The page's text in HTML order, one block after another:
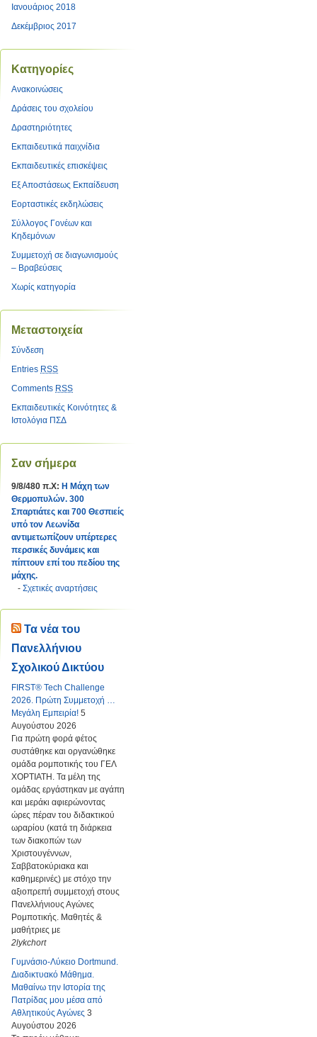
Ιανουάριος 2018
Δεκέμβριος 2017
Kατηγορίες
Ανακοινώσεις
Δράσεις του σχολείου
Δραστηριότητες
Εκπαιδευτικά παιχνίδια
Εκπαιδευτικές επισκέψεις
Εξ Αποστάσεως Εκπαίδευση
Εορταστικές εκδηλώσεις
Σύλλογος Γονέων και
Κηδεμόνων
Συμμετοχή σε διαγωνισμούς
– Βραβεύσεις
Χωρίς κατηγορία
Μεταστοιχεία
Σύνδεση
Entries RSS
Comments RSS
Εκπαιδευτικές Κοινότητες &
Ιστολόγια ΠΣΔ
Σαν σήμερα
9/8/480 π.Χ: Η Μάχη των
Θερμοπυλών. 300
Σπαρτιάτες και 700 Θεσπιείς
υπό τον Λεωνίδα
αντιμετωπίζουν υπέρτερες
περσικές δυνάμεις και
πίπτουν επί του πεδίου της
μάχης.
- Σχετικές αναρτήσεις
Τα νέα του
Πανελλήνιου
Σχολικού Δικτύου
FIRST® Tech Challenge
2026. Πρώτη Συμμετοχή …
Μεγάλη Εμπειρία! 5
Αυγούστου 2026
Για πρώτη φορά φέτος
συστάθηκε και οργανώθηκε
ομάδα ρομποτικής του ΓΕΛ
ΧΟΡΤΙΑΤΗ. Τα μέλη της
ομάδας εργάστηκαν με αγάπη
και μεράκι αφιερώνοντας
ώρες πέραν του διδακτικού
ωραρίου (κατά τη διάρκεια
των διακοπών των
Χριστουγέννων,
Σαββατοκύριακα και
καθημερινές) με στόχο την
αξιοπρεπή συμμετοχή στους
Πανελλήνιους Αγώνες
Ρομποτικής. Μαθητές &
μαθήτριες με
2lykchort
Γυμνάσιο-Λύκειο Dortmund.
Διαδικτυακό Μάθημα.
Μαθαίνω την Ιστορία της
Πατρίδας μου μέσα από
Αθλητικούς Αγώνες 3
Αυγούστου 2026